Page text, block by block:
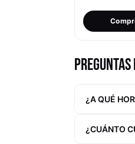
¿A QUÉ
¿CUÁNTO